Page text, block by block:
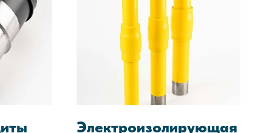
Электроизолирующая